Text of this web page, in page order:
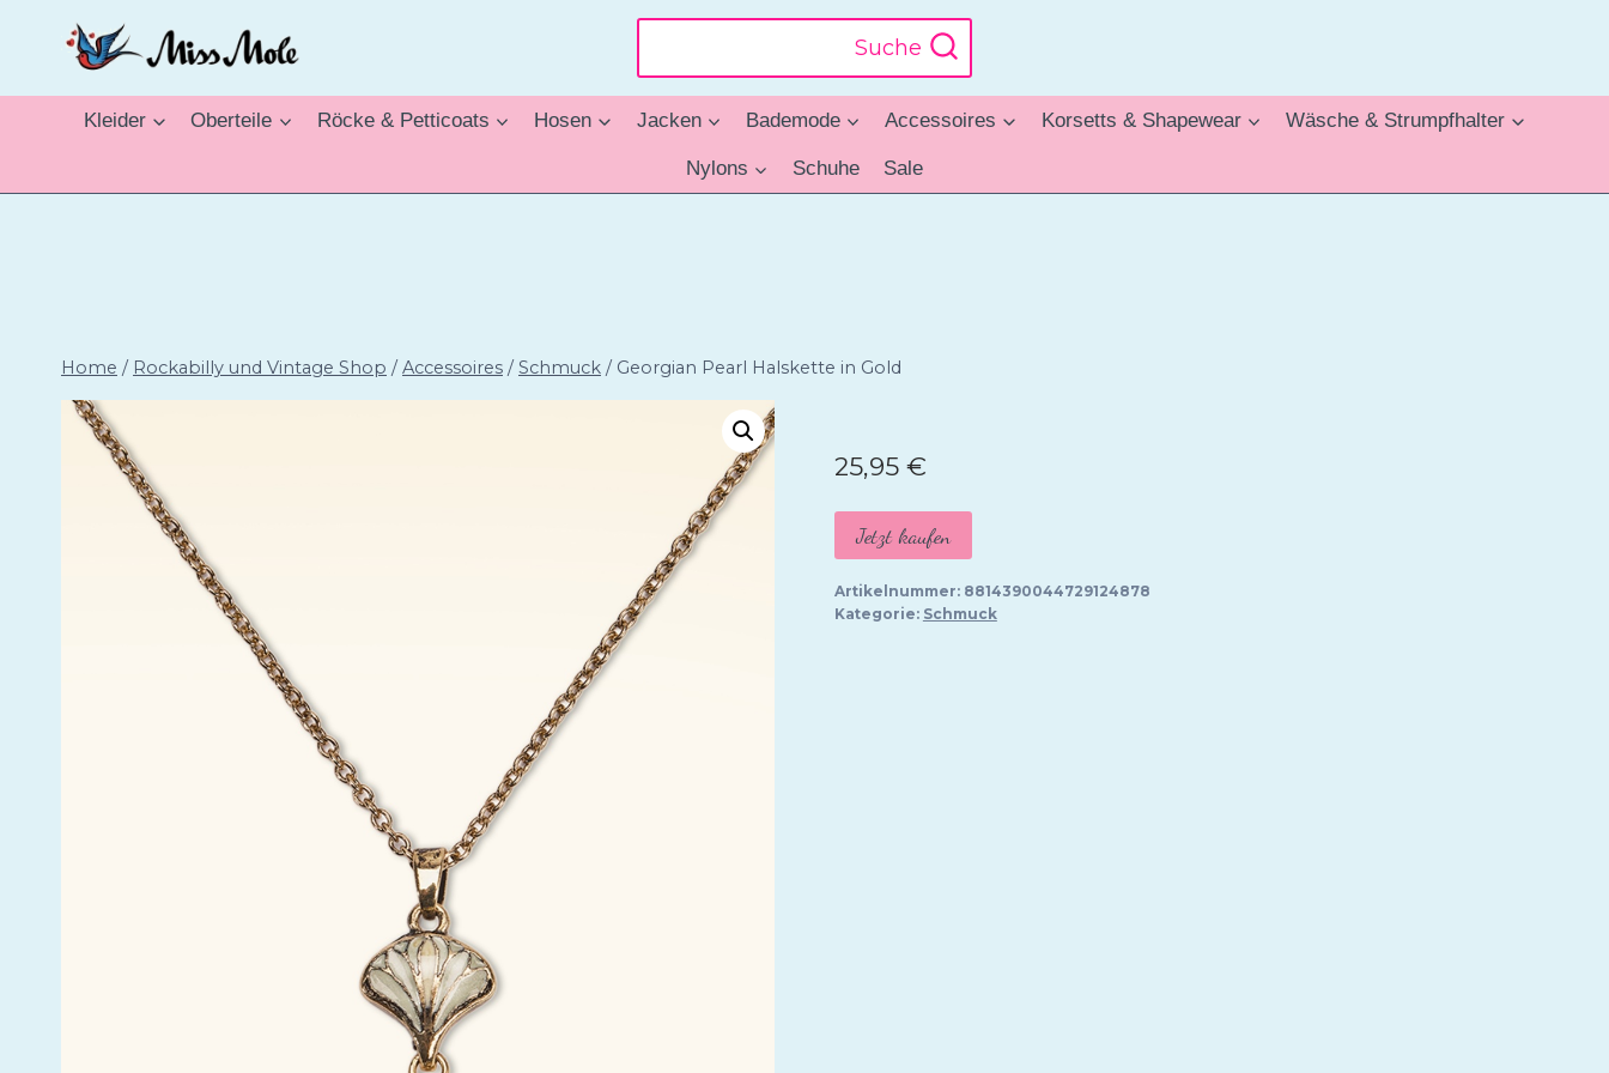
Suche
Kleider Oberteile Röcke & Petticoats Hosen Jacken Bademode Accessoires Korsetts & Shapewear Wäsche & Strumpfhalter
Nylons Schuhe Sale
Home / Rockabilly und Vintage Shop / Accessoires / Schmuck / Georgian Pearl Halskette in Gold
25,95 €
Jetzt kaufen
Artikelnummer: 8814390044729124878
Kategorie: Schmuck